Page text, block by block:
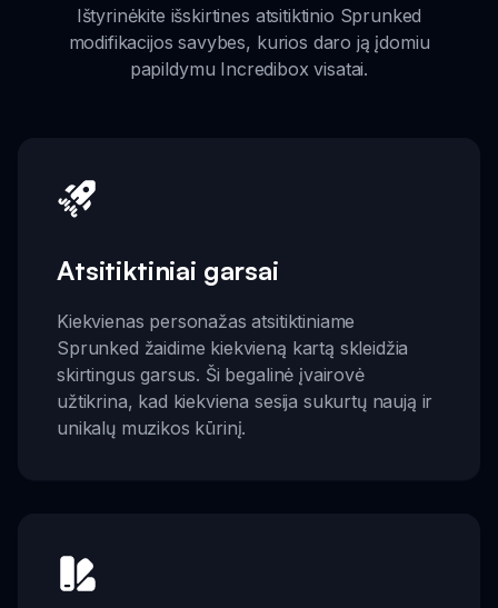
Ištyrinėkite išskirtines atsitiktinio Sprunked
modifikacijos savybes, kurios daro ją įdomiu
papildymu Incredibox visatai.
Atsitiktiniai garsai
Kiekvienas personažas atsitiktiniame
Sprunked žaidime kiekvieną kartą skleidžia
skirtingus garsus. Ši begalinė įvairovė
užtikrina, kad kiekviena sesija sukurtų naują ir
unikalų muzikos kūrinį.